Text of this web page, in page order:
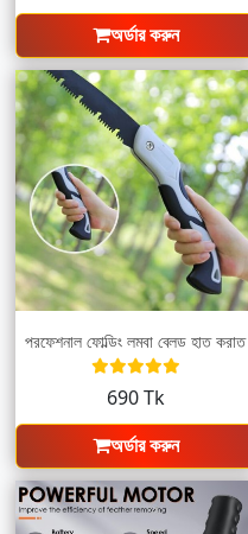
অর্ডার করুন
প্রফেশনাল ফোল্ডিং লম্বা ব্লেড হাত করাত
690 Tk
অর্ডার করুন